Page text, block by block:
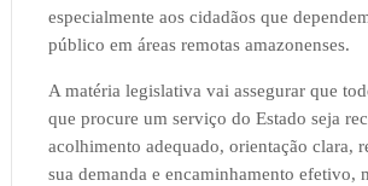
especialmente aos cidadãos que
público em áreas remotas amazonenses.
A matéria legislativa vai assegurar que
que procure um serviço do Estado seja
acolhimento adequado, orientação clara,
sua demanda e encaminhamento efetivo,